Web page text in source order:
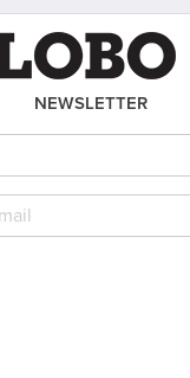
NEWSLETTER